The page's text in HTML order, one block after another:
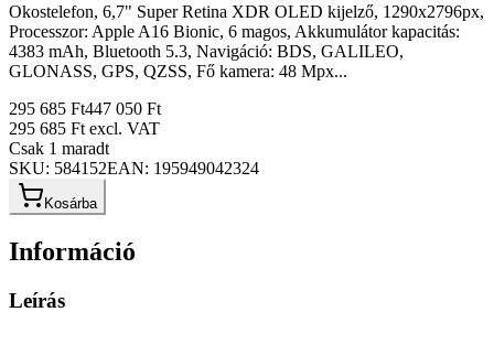
Okostelefon, 6,7" Super Retina XDR OLED kijelző, 1290x2796px,
Processzor: Apple A16 Bionic, 6 magos, Akkumulátor kapacitás:
4383 mAh, Bluetooth 5.3, Navigáció: BDS, GALILEO,
GLONASS, GPS, QZSS, Fő kamera: 48 Mpx...
295 685 Ft447 050 Ft
295 685 Ft excl. VAT
Csak 1 maradt
SKU: 584152EAN: 195949042324
Kosárba
Információ
Leírás